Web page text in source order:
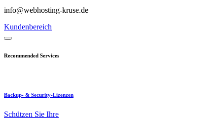
info@webhosting-kruse.de
Kundenbereich
Recommended Services
Backup- & Security-Lizenzen
Schützen Sie Ihre